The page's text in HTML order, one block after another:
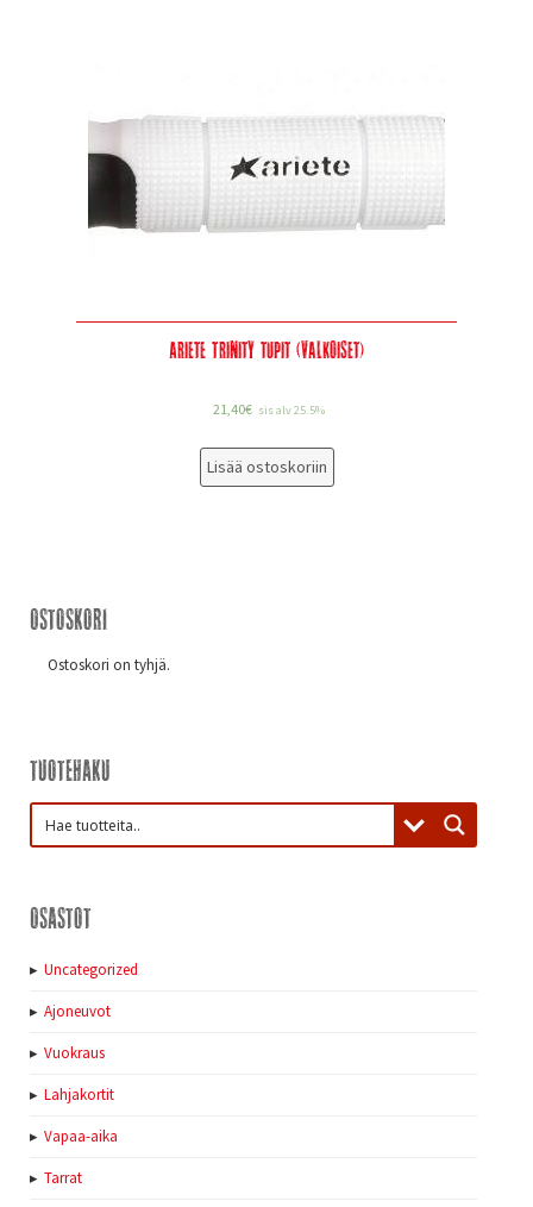
Ariete Trinity tupit (valkoiset)
21,40€ sis alv 25.5%
Lisää ostoskoriin
Ostoskori
Ostoskori on tyhjä.
Tuotehaku
Osastot
Uncategorized
Ajoneuvot
Vuokraus
Lahjakortit
Vapaa-aika
Tarrat